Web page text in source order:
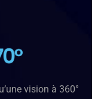
vision à 360°